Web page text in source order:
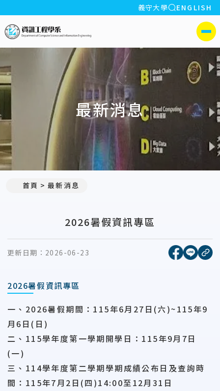
:::
義守大學 全站搜索
ENGLISH
側選單
最新消息
首頁 最新消息
2026暑假資訊專區
更新日期： 2026-06-23 [另開新
[另開
複
2026暑假資訊專區
一、 2026暑假期間 ：115年6月27日(六)~115年9
月6日(日)
二、 115學年度第一學期開學日 ：115年9月7日
(一)
三、 114學年度第二學期學期成績公布日及查詢時
間 ： 115年7月2日(四)14:00至12月31日